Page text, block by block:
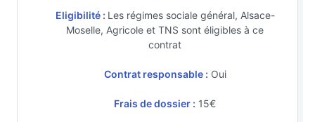
Eligibilité : Les régimes sociale général, Alsace-
Moselle, Agricole et TNS sont éligibles à ce
contrat
Contrat responsable : Oui
Frais de dossier : 15€